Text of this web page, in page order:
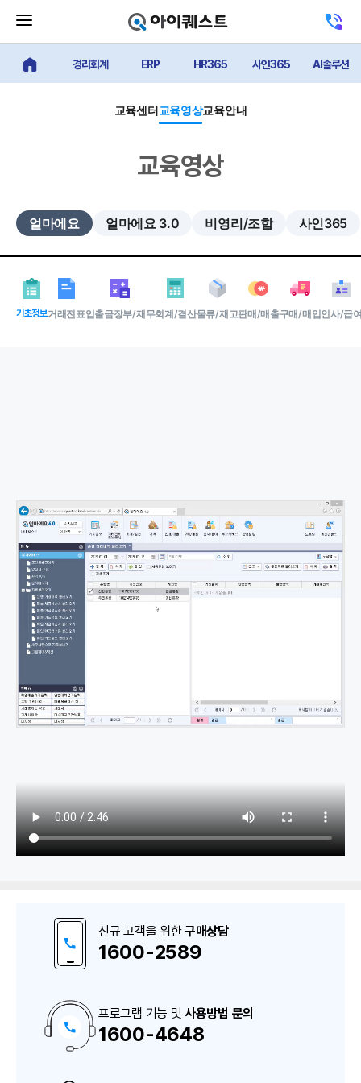
기
버
튼
센
터
얼마에요 메인경리회계 ERP HR365 사인365 AI솔루션
교육센터교육영상교육안내
교육영상
얼마에요 얼마에요 3.0 비영리/조합 사인365
기초정보거래전표입출금장부/재무회계/결산물류/재고판매/매출구매/매입인사/급
전표자동처리설정(통장/매입증빙)
2. 카드매출 불러오기
카드매출 불러오기
구
매
신규 고객을 위한구매상담
1600-2589
프로그램 기능 및 사용방법 문의
1600-4648